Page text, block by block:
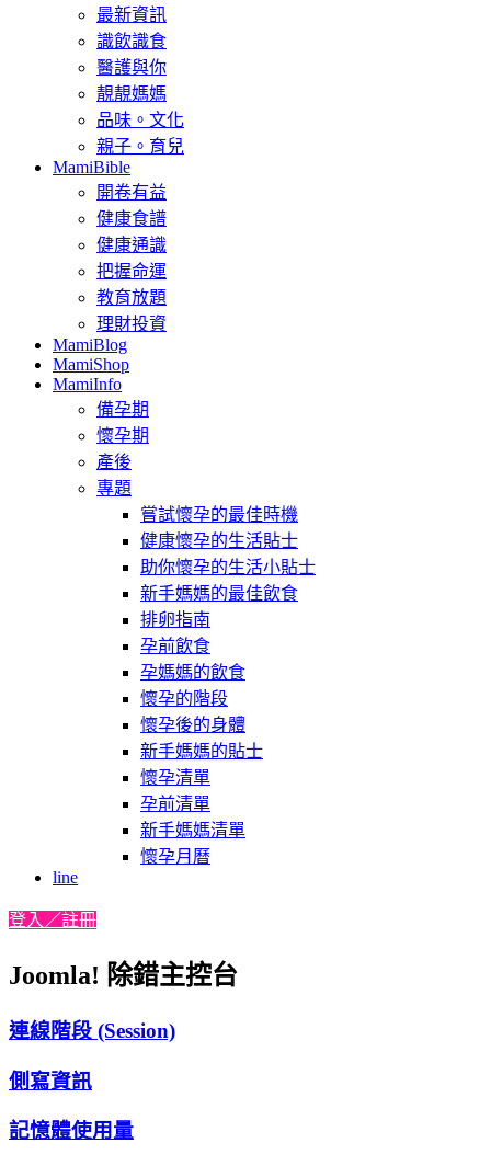
最新資訊
識飲識食
醫護與你
靚靚媽媽
品味。文化
親子。育兒
MamiBible
開卷有益
健康食譜
健康通識
把握命運
教育放題
理財投資
MamiBlog
MamiShop
MamiInfo
備孕期
懷孕期
產後
專題
嘗試懷孕的最佳時機
健康懷孕的生活貼士
助你懷孕的生活小貼士
新手媽媽的最佳飲食
排卵指南
孕前飲食
孕媽媽的飲食
懷孕的階段
懷孕後的身體
新手媽媽的貼士
懷孕清單
孕前清單
新手媽媽清單
懷孕月曆
line
登入／註冊
Joomla! 除錯主控台
連線階段 (Session)
側寫資訊
記憶體使用量